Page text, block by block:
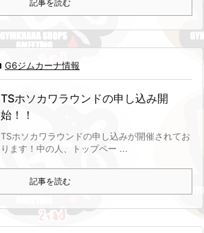
記事を読む
G6ジムカーナ情報
TSホソカワラウンドの申し込み開
始！！
TSホソカワラウンドの申し込みが開催されてお
ります！ 中の人、トップペー ...
記事を読む